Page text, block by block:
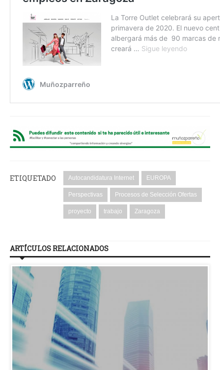
ETIQUETADO Autocandidatura Internet EUROPA
Perspectivas Procesos de Selección Ofertas
proyecto trabajo Zaragoza
ARTÍCULOS RELACIONADOS